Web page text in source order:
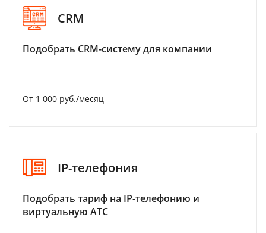
CRM
Подобрать CRM-систему для компании
От 1 000 руб./месяц
IP-телефония
Подобрать тариф на IP-телефонию и
виртуальную АТС